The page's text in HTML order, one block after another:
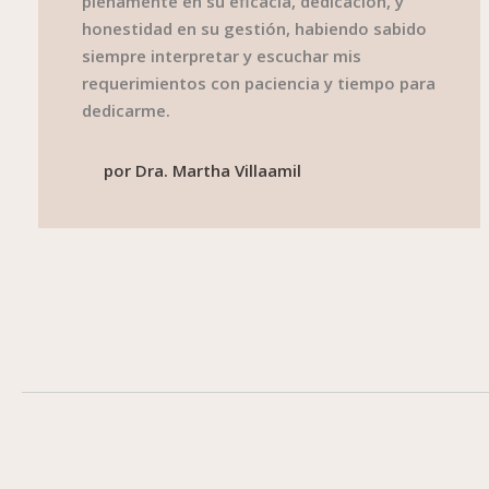
honestidad en su gestión, habiendo sabido
siempre interpretar y escuchar mis
requerimientos con paciencia y tiempo para
dedicarme.
por Dra. Martha Villaamil